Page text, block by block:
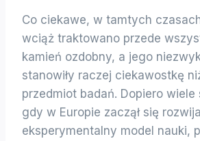
Co ciekawe, w tamtych
wciąż traktowano przede
kamień ozdobny, a jego
stanowiły raczej ciekawostkę
przedmiot badań. Dopiero
gdy w Europie zaczął się
eksperymentalny model nauki,